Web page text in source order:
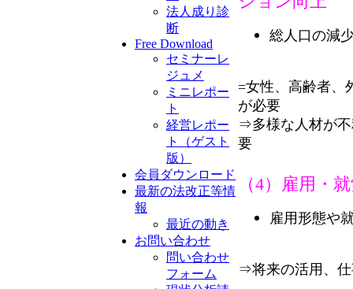
法人成り診
断
Free Download
セミナーレ
ジュメ
ミニレポー
ト
経営レポー
ト（ゲスト
版）
会員ダウンロード
最新の法改正等情
報
最近の動き
お問い合わせ
問い合わせ
フォーム
総人口の減
=女性、高齢者、
が必要
⇒多様な人材が不
要
（4）雇用・
雇用形態や
⇒将来の活用、